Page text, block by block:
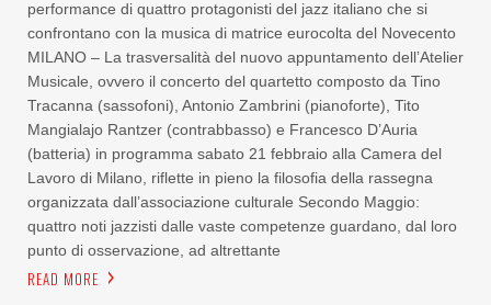
performance di quattro protagonisti del jazz italiano che si
confrontano con la musica di matrice eurocolta del Novecento
MILANO – La trasversalità del nuovo appuntamento dell’Atelier
Musicale, ovvero il concerto del quartetto composto da Tino
Tracanna (sassofoni), Antonio Zambrini (pianoforte), Tito
Mangialajo Rantzer (contrabbasso) e Francesco D’Auria
(batteria) in programma sabato 21 febbraio alla Camera del
Lavoro di Milano, riflette in pieno la filosofia della rassegna
organizzata dall’associazione culturale Secondo Maggio:
quattro noti jazzisti dalle vaste competenze guardano, dal loro
punto di osservazione, ad altrettante
READ MORE